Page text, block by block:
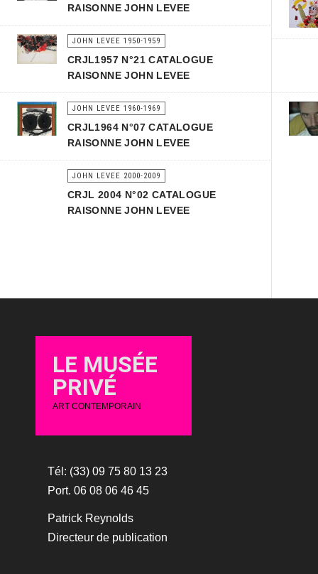
RAISONNE JOHN LEVEE
JOHN LEVEE 1950-1959
CRJL1957 N°21 CATALOGUE
RAISONNE JOHN LEVEE
JOHN LEVEE 1960-1969
CRJL1964 N°07 CATALOGUE
RAISONNE JOHN LEVEE
JOHN LEVEE 2000-2009
CRJL 2004 N°02 CATALOGUE
RAISONNE JOHN LEVEE
LE MUSÉE
PRIVÉ
ART CONTEMPORAIN
Tél: (33) 09 75 80 13 23
Port. 06 08 06 46 45
Patrick Reynolds
Directeur de publication